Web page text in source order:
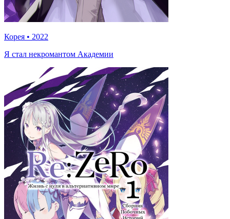
Корея • 2022
Я стал некромантом Академии